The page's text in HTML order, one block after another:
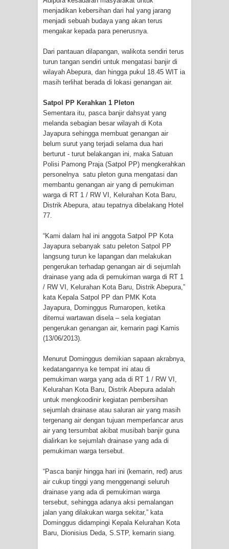
menjadikan kebersihan dari hal yang jarang
menjadi sebuah budaya yang akan terus
mengakar kepada para penerusnya.
Dari pantauan dilapangan, walikota sendiri terus
turun tangan sendiri untuk mengatasi banjir di
wilayah Abepura, dan hingga pukul 18.45 WIT ia
masih terlihat berada di lokasi genangan air.
Satpol PP Kerahkan 1 Pleton
Sementara itu, pasca banjir dahsyat yang
melanda sebagian besar wilayah di Kota
Jayapura sehingga membuat genangan air
belum surut yang terjadi selama dua hari
berturut - turut belakangan ini, maka Satuan
Polisi Pamong Praja (Satpol PP) mengkerahkan
personelnya satu pleton guna mengatasi dan
membantu genangan air yang di pemukiman
warga di RT 1 / RW VI, Kelurahan Kota Baru,
Distrik Abepura, atau tepatnya dibelakang Hotel
77.
“Kami dalam hal ini anggota Satpol PP Kota
Jayapura sebanyak satu peleton Satpol PP
langsung turun ke lapangan dan melakukan
pengerukan terhadap genangan air di sejumlah
drainase yang ada di pemukiman warga di RT 1
/ RW VI, Kelurahan Kota Baru, Distrik Abepura,”
kata Kepala Satpol PP dan PMK Kota
Jayapura, Dominggus Rumaropen, ketika
ditemui wartawan disela – sela kegiatan
pengerukan genangan air, kemarin pagi Kamis
(13/06/2013).
Menurut Dominggus demikian sapaan akrabnya,
kedatangannya ke tempat ini atau di
pemukiman warga yang ada di RT 1 / RW VI,
Kelurahan Kota Baru, Distrik Abepura adalah
untuk mengkoodinir kegiatan pembersihan
sejumlah drainase atau saluran air yang masih
tergenang air dengan tujuan memperlancar arus
air yang tersumbat akibat musibah banjir guna
dialirkan ke sejumlah drainase yang ada di
pemukiman warga tersebut.
“Pasca banjir hingga hari ini (kemarin, red) arus
air cukup tinggi yang menggenangi seluruh
drainase yang ada di pemukiman warga
tersebut, sehingga adanya aksi pemalangan
jalan yang dilakukan warga sekitar,” kata
Dominggus didampingi Kepala Kelurahan Kota
Baru, Dionisius Deda, S.STP, kemarin siang.